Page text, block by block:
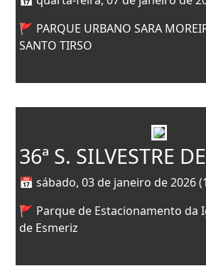
🚩 PARQUE URBANO SARA
SANTO TIRSO
36ª S. SILVESTRE
📅 sábado, 03 de janeiro de 2026
🚩 Parque de Estacionamento da
de Esmeriz